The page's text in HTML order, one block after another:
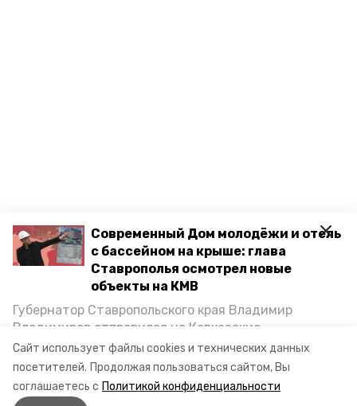
Сайт использует файлы cookies и технических данных
посетителей. Продолжая пользоваться сайтом, Вы
соглашаетесь с Политикой конфиденциальности
Современный Дом молодёжи и отель
с бассейном на крыше: глава
Ставрополья осмотрел новые
объекты на КМВ
Губернатор Ставропольского края Владимир
Владимиров отправился на Кавказские
Минеральные Воды, чтобы проинспектировать
строительство объектов в Кисловодске и
Минводах, а также выслушать предложения о
постройке новых точек притяжения для местных